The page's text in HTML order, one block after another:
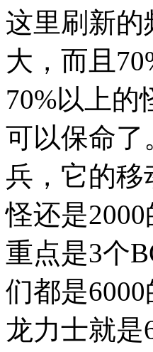
这里刷新
大，而且
70%以上的
可以保命了
兵，它的移
怪还是
重点是3个
们都是
龙力士就是